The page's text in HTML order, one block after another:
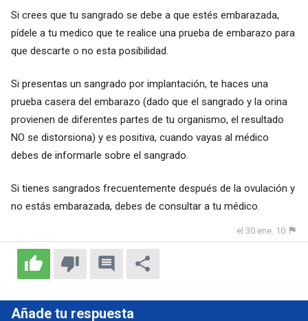
Si crees que tu sangrado se debe a que estés embarazada,
pídele a tu medico que te realice una prueba de embarazo para
que descarte o no esta posibilidad.
Si presentas un sangrado por implantación, te haces una
prueba casera del embarazo (dado que el sangrado y la orina
provienen de diferentes partes de tu organismo, el resultado
NO se distorsiona) y es positiva, cuando vayas al médico
debes de informarle sobre el sangrado.
Si tienes sangrados frecuentemente después de la ovulación y
no estás embarazada, debes de consultar a tu médico.
el 30 ene. 10
Añade tu respuesta